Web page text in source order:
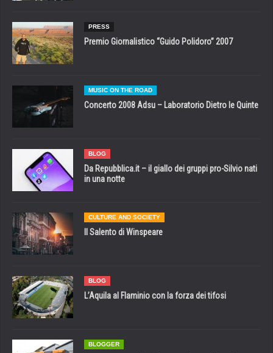
PRESS
Premio Giornalistico “Guido Polidoro” 2007
MUSIC ON THE ROAD
Concerto 2008 Adsu – Laboratorio Dietro le Quinte
BLOG
Da Repubblica.it – il giallo dei gruppi pro-Silvio nati
in una notte
CULTURE AND SOCIETY
Il Salento di Winspeare
BLOG
L’Aquila al Flaminio con la forza dei tifosi
BLOGGER